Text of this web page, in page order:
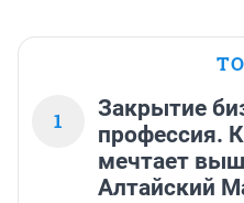
1
Закрытие
профессия.
мечтает
Алтайский